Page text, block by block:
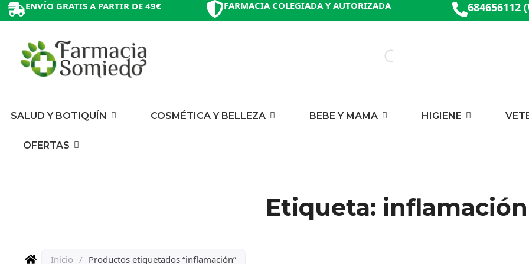
ENVÍO GRATIS A PARTIR DE 49€ FARMACIA COLEGIADA Y AUTORIZADA 684656112
SALUD Y BOTIQUÍN COSMÉTICA Y BELLEZA BEBE Y MAMA HIGIENE
OFERTAS
Etiqueta: inflamación
Inicio / Productos etiquetados “inflamación”